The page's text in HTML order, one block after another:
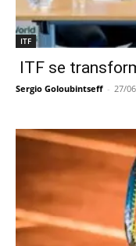
ITF
ITF se
Sergio Goloubintseff - 27/